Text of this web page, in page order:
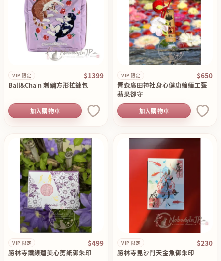
VIP 限定 $1399
Ball&Chain 刺繍方形拉錬包
加入購物車
VIP 限定 $650
青森廣田神社身心健康縮緬工藝
蘋果卻守
加入購物車
VIP 限定 $499
勝林寺鐵線蓮美心剪紙御朱印
VIP 限定 $230
勝林寺毘沙門天金魚御朱印